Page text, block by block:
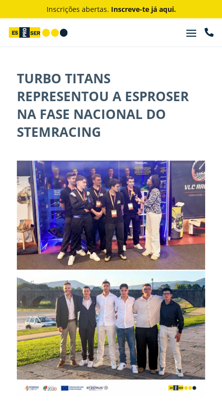
Inscrições abertas. Inscreve-te já aqui.

TURBO TITANS
REPRESENTOU A ESPROSER
NA FASE NACIONAL DO
STEMRACING